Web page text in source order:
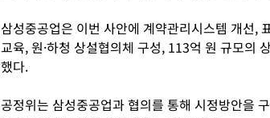
삼성중공업은 이번 사안에 계약관리시스템 개선,
교육, 원·하청 상설협의체 구성, 113억 원 규모의
했다.
공정위는 삼성중공업과 협의를 통해 시정방안을